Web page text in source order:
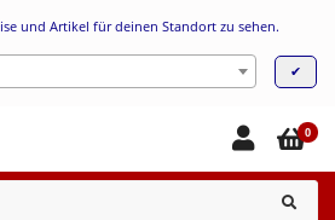
und Artikel für deinen Standort zu sehen.
✔
0